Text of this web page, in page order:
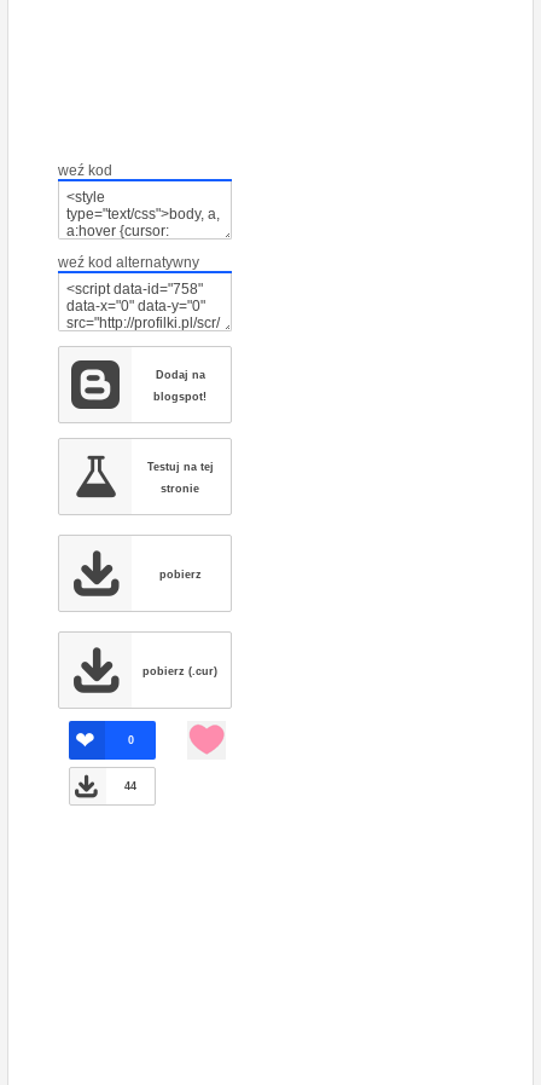
weź kod
weź kod alternatywny
Dodaj na
blogspot!
Testuj na tej
stronie
pobierz
pobierz (.cur)
0
44